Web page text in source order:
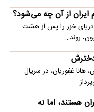
از آن چه می‌شود؟
دریای خزر را پس از هشت
روند…
دخترش
غفوریان، در سریال
هستند، اما نه